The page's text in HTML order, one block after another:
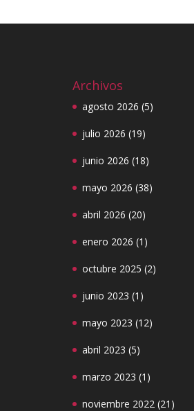
Archivos
agosto 2026 (5)
julio 2026 (19)
junio 2026 (18)
mayo 2026 (38)
abril 2026 (20)
enero 2026 (1)
octubre 2025 (2)
junio 2023 (1)
mayo 2023 (12)
abril 2023 (5)
marzo 2023 (1)
noviembre 2022 (21)